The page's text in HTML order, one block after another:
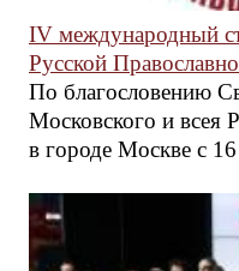
IV международный
Русской
По благословению
Московского и
в городе Москве с